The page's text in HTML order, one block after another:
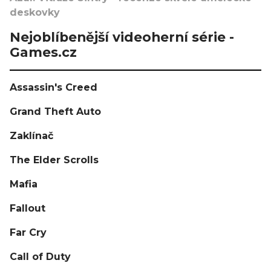
deskovky
Nejoblíbenější videoherní série -
Games.cz
Assassin's Creed
Grand Theft Auto
Zaklínač
The Elder Scrolls
Mafia
Fallout
Far Cry
Call of Duty